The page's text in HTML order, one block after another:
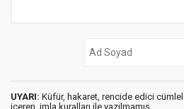
UYARI: Küfür, hakaret, rencide edici
içeren, imla kuralları ile yazılmamış,